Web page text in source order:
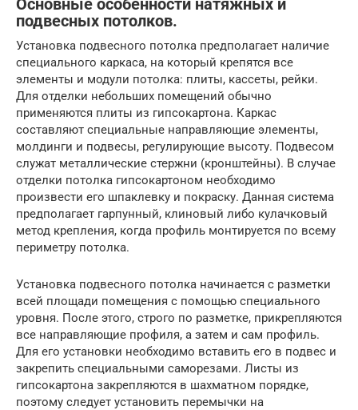
Основные особенности натяжных и
подвесных потолков.
Установка подвесного потолка предполагает наличие
специального каркаса, на который крепятся все
элементы и модули потолка: плиты, кассеты, рейки.
Для отделки небольших помещений обычно
применяются плиты из гипсокартона. Каркас
составляют специальные направляющие элементы,
молдинги и подвесы, регулирующие высоту. Подвесом
служат металлические стержни (кронштейны). В случае
отделки потолка гипсокартоном необходимо
произвести его шпаклевку и покраску. Данная система
предполагает гарпунный, клиновый либо кулачковый
метод крепления, когда профиль монтируется по всему
периметру потолка.
Установка подвесного потолка начинается с разметки
всей площади помещения с помощью специального
уровня. После этого, строго по разметке, прикрепляются
все направляющие профиля, а затем и сам профиль.
Для его установки необходимо вставить его в подвес и
закрепить специальными саморезами. Листы из
гипсокартона закрепляются в шахматном порядке,
поэтому следует установить перемычки на